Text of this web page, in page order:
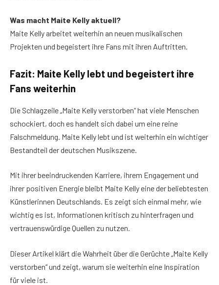
Was macht Maite Kelly aktuell?
Maite Kelly arbeitet weiterhin an neuen musikalischen
Projekten und begeistert ihre Fans mit ihren Auftritten.
Fazit: Maite Kelly lebt und begeistert ihre
Fans weiterhin
Die Schlagzeile „Maite Kelly verstorben“ hat viele Menschen
schockiert, doch es handelt sich dabei um eine reine
Falschmeldung. Maite Kelly lebt und ist weiterhin ein wichtiger
Bestandteil der deutschen Musikszene.
Mit ihrer beeindruckenden Karriere, ihrem Engagement und
ihrer positiven Energie bleibt Maite Kelly eine der beliebtesten
Künstlerinnen Deutschlands. Es zeigt sich einmal mehr, wie
wichtig es ist, Informationen kritisch zu hinterfragen und
vertrauenswürdige Quellen zu nutzen.
Dieser Artikel klärt die Wahrheit über die Gerüchte „Maite Kelly
verstorben“ und zeigt, warum sie weiterhin eine Inspiration
für viele ist.